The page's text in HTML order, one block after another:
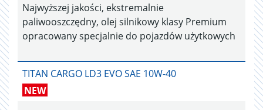
Najwyższej jakości, ekstremalnie
paliwooszczędny, olej silnikowy klasy Premium
opracowany specjalnie do pojazdów użytkowych
TITAN CARGO LD3 EVO SAE 10W-40
NEW